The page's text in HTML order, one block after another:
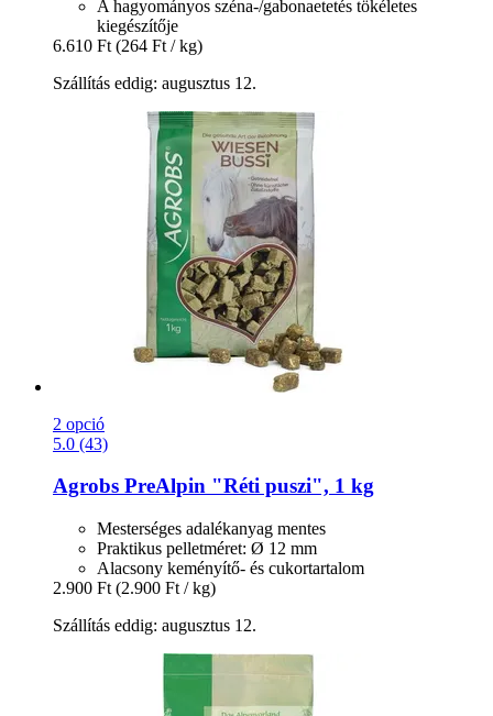
A hagyományos széna-/gabonaetetés tökéletes
kiegészítője
6.610 Ft (264 Ft / kg)
Szállítás eddig: augusztus 12.
2 opció
5.0 (43)
Agrobs PreAlpin "Réti puszi", 1 kg
Mesterséges adalékanyag mentes
Praktikus pelletméret: Ø 12 mm
Alacsony keményítő- és cukortartalom
2.900 Ft (2.900 Ft / kg)
Szállítás eddig: augusztus 12.